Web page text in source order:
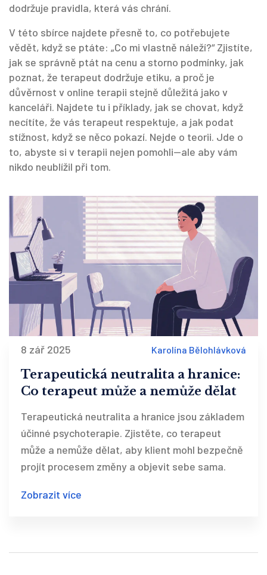
dodržuje pravidla, která vás chrání.
V této sbírce najdete přesně to, co potřebujete
vědět, když se ptáte: „Co mi vlastně náleží?“ Zjistíte,
jak se správně ptát na cenu a storno podmínky, jak
poznat, že terapeut dodržuje etiku, a proč je
důvěrnost v online terapii stejně důležitá jako v
kanceláři. Najdete tu i příklady, jak se chovat, když
necítíte, že vás terapeut respektuje, a jak podat
stížnost, když se něco pokazí. Nejde o teorii. Jde o
to, abyste si v terapii nejen pomohli—ale aby vám
nikdo neublížil při tom.
8 zář 2025 Karolína Bělohlávková
Terapeutická neutralita a hranice:
Co terapeut může a nemůže dělat
Terapeutická neutralita a hranice jsou základem
účinné psychoterapie. Zjistěte, co terapeut
může a nemůže dělat, aby klient mohl bezpečně
projít procesem změny a objevit sebe sama.
Zobrazit více